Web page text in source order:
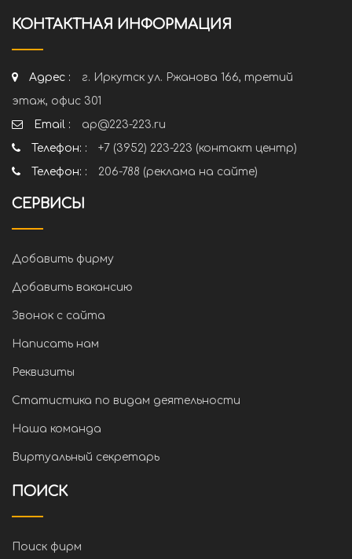
КОНТАКТНАЯ ИНФОРМАЦИЯ
Адрес :
г. Иркутск ул. Ржанова 166, третий
этаж, офис 301
Email :
ap@223-223.ru
Телефон: :
+7 (3952) 223-223 (контакт центр)
Телефон: :
206-788 (реклама на сайте)
СЕРВИСЫ
Добавить фирму
Добавить вакансию
Звонок с сайта
Написать нам
Реквизиты
Статистика по видам деятельности
Наша команда
Виртуальный секретарь
ПОИСК
Поиск фирм